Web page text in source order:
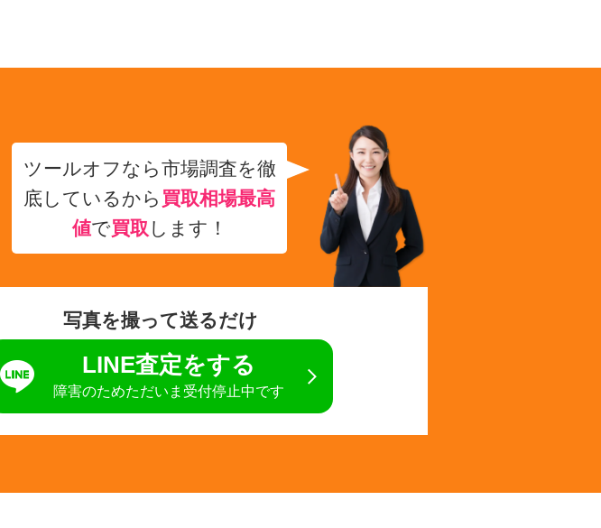
ツールオフなら市場調査を徹
底しているから 買取相場最高
値で買取 します！
写真を撮って送るだけ
LINE査定をする
障害のためただいま受付停止中です